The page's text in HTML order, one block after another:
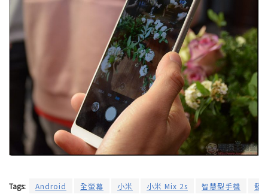
Tags: Android 全螢幕 小米 小米 Mix 2s 智慧型手機 發